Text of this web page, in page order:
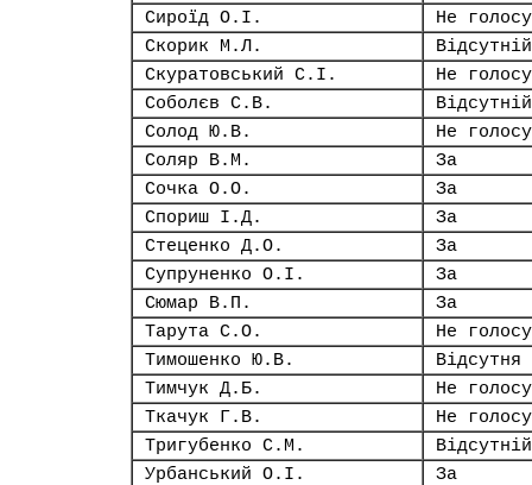
Сироїд О.І.
Не
Скорик М.Л.
Відсутній
Скуратовський С.І.
Не
Соболєв С.В.
Відсутній
Солод Ю.В.
Не
Соляр В.М.
За
Сочка О.О.
За
Спориш І.Д.
За
Стеценко Д.О.
За
Супруненко О.І.
За
Сюмар В.П.
За
Тарута С.О.
Не
Тимошенко Ю.В.
Відсутня
Тимчук Д.Б.
Не
Ткачук Г.В.
Не
Тригубенко С.М.
Відсутній
Урбанський О.І.
За